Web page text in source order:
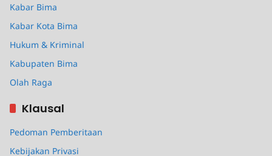
Kabar Bima
Kabar Kota Bima
Hukum & Kriminal
Kabupaten Bima
Olah Raga
Klausal
Pedoman Pemberitaan
Kebijakan Privasi